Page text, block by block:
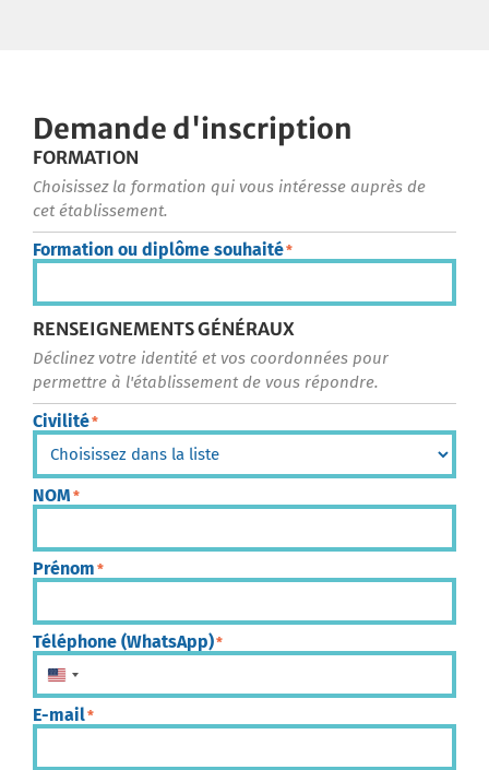
Demande d'inscription
FORMATION
Choisissez la formation qui vous intéresse auprès de
cet établissement.
Formation ou diplôme souhaité*
RENSEIGNEMENTS GÉNÉRAUX
Déclinez votre identité et vos coordonnées pour
permettre à l'établissement de vous répondre.
Civilité*
NOM *
Prénom *
Téléphone (WhatsApp)*
États-Unis +1
E-mail*